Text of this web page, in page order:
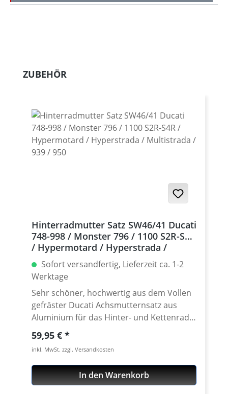
Produktgalerie überspringen
ZUBEHÖR
Hinterradmutter Satz SW46/41 Ducati
748-998 / Monster 796 / 1100 S2R-S4R
/ Hypermotard / Hyperstrada /
Multistrada / 939 / 950
Sofort versandfertig, Lieferzeit ca. 1-2
Werktage
Sehr schöner, hochwertig aus dem Vollen
gefräster Ducati Achsmutternsatz aus
Aluminium für das Hinter- und Kettenrad.
Es wird eine extrem zähe und hochfeste
Aluminiumlegierung (7075) verwendet.
Etwa 50% Gewichtseinsparung gegenüber
den Original Muttern! Das original
Anzugsdrehmoment kann beibehalten
Regulärer Preis:
59,95 €
inkl. MwSt. zzgl. Versandkosten
In den Warenkorb